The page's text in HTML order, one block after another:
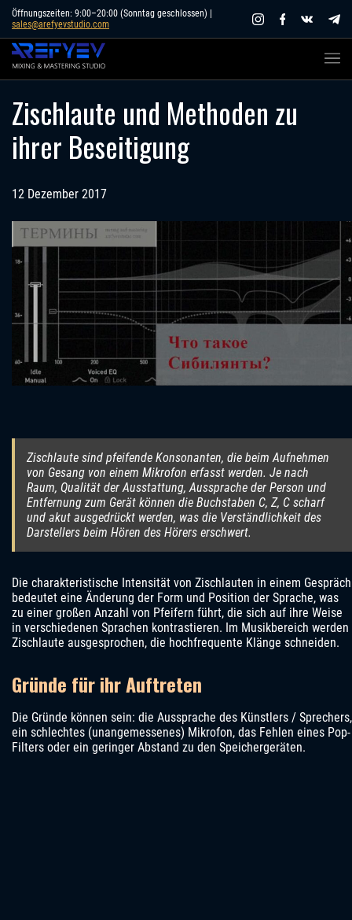
Skip
content
Öffnungszeiten: 9:00–20:00 (Sonntag geschlossen) |
sales@arefyevstudio.com
Zischlaute und Methoden zu
ihrer Beseitigung
12 Dezember 2017
Zischlaute sind pfeifende Konsonanten, die beim Aufnehmen
von Gesang von einem Mikrofon erfasst werden. Je nach
Raum, Qualität der Ausstattung, Aussprache der Person und
Entfernung zum Gerät können die Buchstaben C, Z, C scharf
und akut ausgedrückt werden, was die Verständlichkeit des
Darstellers beim Hören des Hörers erschwert.
Die charakteristische Intensität von Zischlauten in einem Gespräch
bedeutet eine Änderung der Form und Position der Sprache, was
zu einer großen Anzahl von Pfeifern führt, die sich auf ihre Weise
in verschiedenen Sprachen kontrastieren. Im Musikbereich werden
Zischlaute ausgesprochen, die hochfrequente Klänge schneiden.
Gründe für ihr Auftreten
Die Gründe können sein: die Aussprache des Künstlers / Sprechers,
ein schlechtes (unangemessenes) Mikrofon, das Fehlen eines Pop-
Filters oder ein geringer Abstand zu den Speichergeräten.